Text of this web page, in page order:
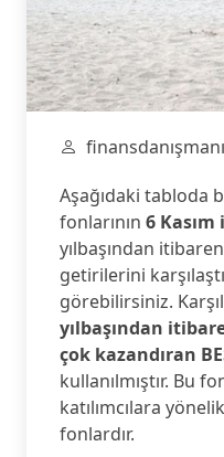
Aşağıdaki tabloda
fonlarının 6
yılbaşından
getirilerini
görebilirsiniz.
yılbaşından
çok kazandıran
kullanılmıştır. Bu
katılımcılara
fonlardır.